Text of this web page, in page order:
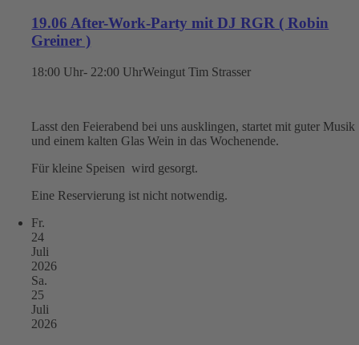
19.06 After-Work-Party mit DJ RGR ( Robin
Greiner )
18:00 Uhr- 22:00 UhrWeingut Tim Strasser
Lasst den Feierabend bei uns ausklingen, startet mit guter Musik
und einem kalten Glas Wein in das Wochenende.
Für kleine Speisen wird gesorgt.
Eine Reservierung ist nicht notwendig.
Fr.
24
Juli
2026
Sa.
25
Juli
2026